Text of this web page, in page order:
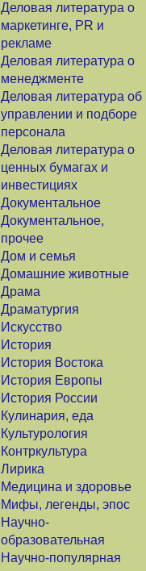
Деловая литература о
маркетинге, PR и
рекламе
Деловая литература о
менеджменте
Деловая литература об
управлении и подборе
персонала
Деловая литература о
ценных бумагах и
инвестициях
Документальное
Документальное,
прочее
Дом и семья
Домашние животные
Драма
Драматургия
Искусство
История
История Востока
История Европы
История России
Кулинария, еда
Культурология
Контркультура
Лирика
Медицина и здоровье
Мифы, легенды, эпос
Научно-
образовательная
Научно-популярная